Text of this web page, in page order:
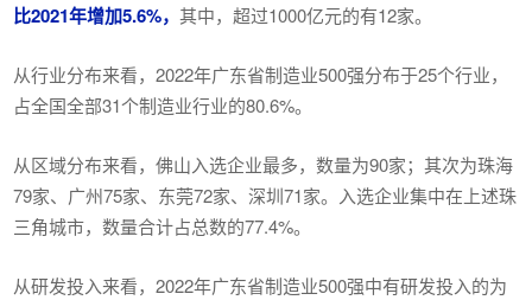
比2021年增加5.6%，其中，超过1000亿元的有12家。
从行业分布来看，2022年广东省制造业500强分布于25个行业，
占全国全部31个制造业行业的80.6%。
从区域分布来看，佛山入选企业最多，数量为90家；其次为珠海
79家、广州75家、东莞72家、深圳71家。入选企业集中在上述珠
三角城市，数量合计占总数的77.4%。
从研发投入来看，2022年广东省制造业500强中有研发投入的为